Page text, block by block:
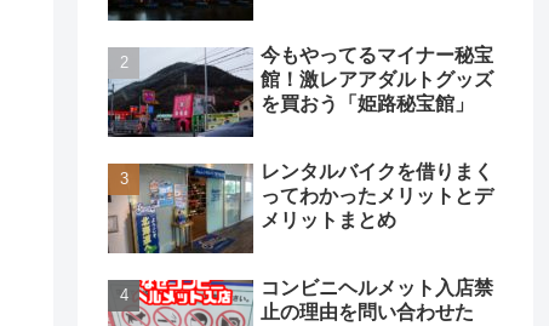
今もやってるマイナー秘宝
館！激レアアダルトグッズ
を買おう「姫路秘宝館」
レンタルバイクを借りまく
ってわかったメリットとデ
メリットまとめ
コンビニヘルメット入店禁
止の理由を問い合わせた